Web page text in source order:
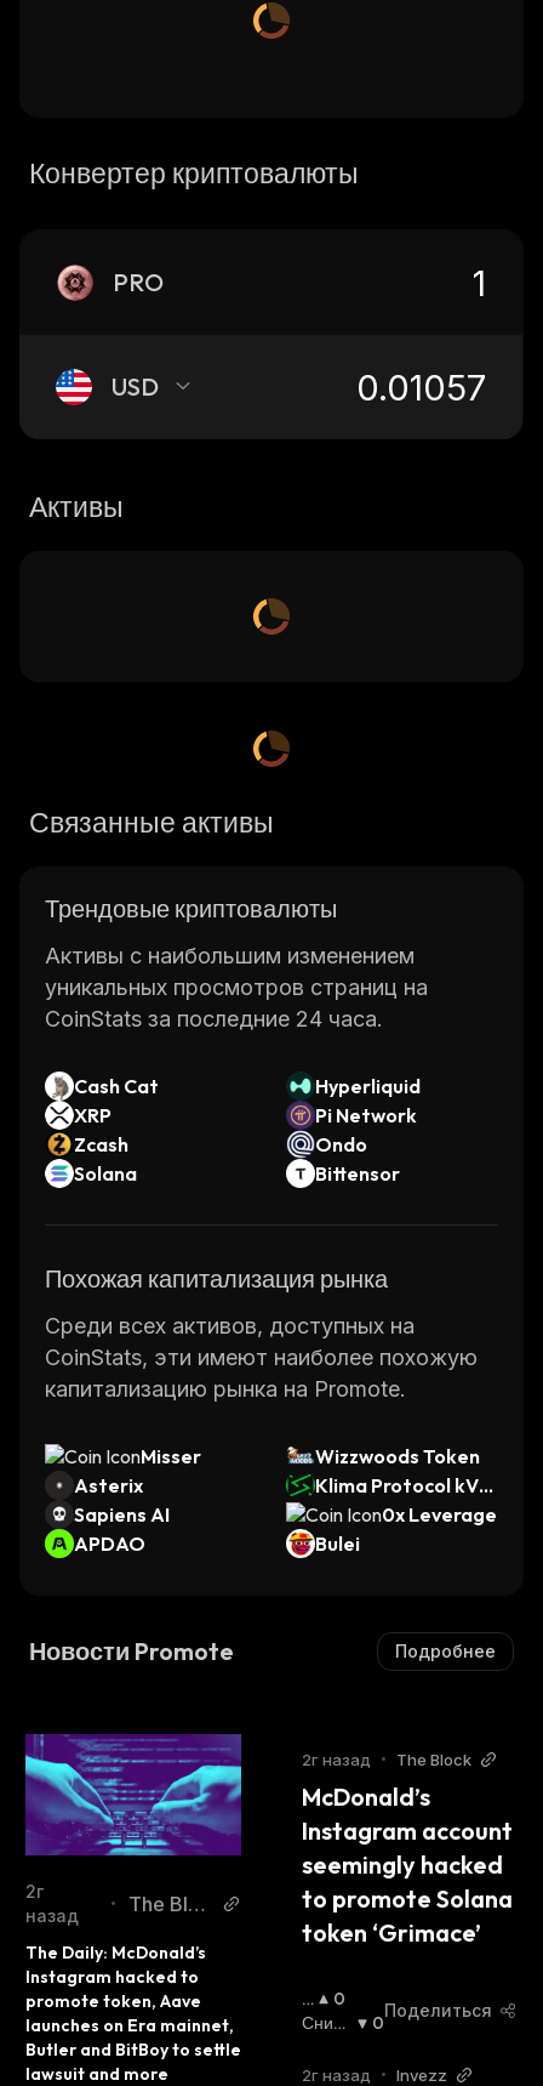
Конвертер криптовалюты
PRO
USD
Активы
Связанные активы
Трендовые криптовалюты
Активы с наибольшим изменением
уникальных просмотров страниц на
CoinStats за последние 24 часа.
Cash Cat
Hyperliquid
XRP
Pi Network
Zcash
Ondo
Solana
Bittensor
Похожая капитализация рынка
Среди всех активов, доступных на
CoinStats, эти имеют наиболее похожую
капитализацию рынка на Promote.
Misser
Wizzwoods Token
Asterix
Klima Protocol kVC
M
Sapiens AI
0x Leverage
APDAO
Bulei
Новости Promote Подробнее
2г
назад
•
The Bloc
The Daily: McDonald’s
Instagram hacked to
promote token, Aave
launches on Era mainnet,
Butler and BitBoy to settle
lawsuit and more
2г назад • The Block
McDonald’s
Instagram account
seemingly hacked
to promote Solana
token ‘Grimace’
П
О
Ы
0
Сниж
Йся:
0
Поделиться
2г назад • Invezz